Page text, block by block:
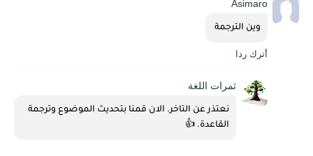
Asimaro
وين الترجمة
أترك ردا
ثمرات اللغة
القاعدة. 👍